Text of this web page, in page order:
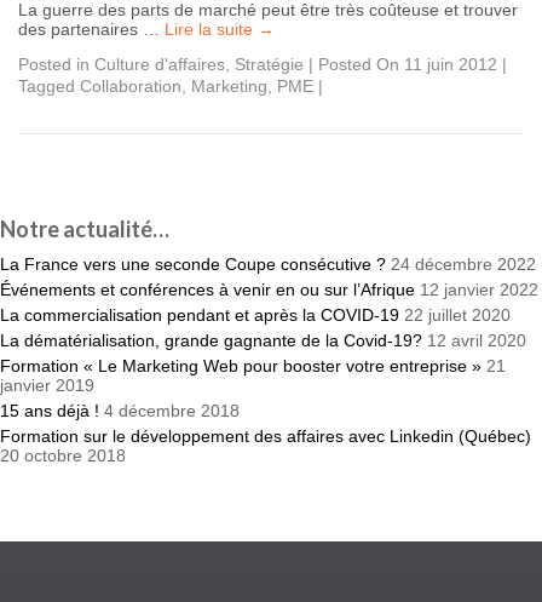
La guerre des parts de marché peut être très coûteuse et trouver
des partenaires … Lire la suite →
Posted in Culture d'affaires Stratégie | Posted On 11 juin 2012 |
Tagged Collaboration Marketing PME |
Notre actualité…
La France vers une seconde Coupe consécutive ? 24 décembre 2022
Événements et conférences à venir en ou sur l’Afrique 12 janvier 2022
La commercialisation pendant et après la COVID-19 22 juillet 2020
La dématérialisation, grande gagnante de la Covid-19? 12 avril 2020
Formation « Le Marketing Web pour booster votre entreprise » 21
janvier 2019
15 ans déjà ! 4 décembre 2018
Formation sur le développement des affaires avec Linkedin (Québec)
20 octobre 2018